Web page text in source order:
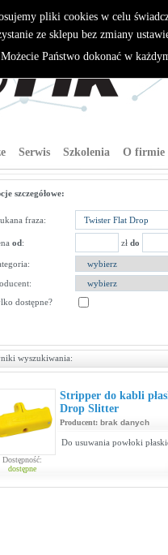
Serwis Szkolenia O firmie
szczegółowe:
fraza:
od: zł do
dostępne?
wyszukiwania:
Dostępność:
dostępne
Stripper do kabli
Drop Slitter
Producent: brak danych
Do usuwania powłoki
pliki cookies w celu
ze sklepu bez zmiany
Państwo dokonać w